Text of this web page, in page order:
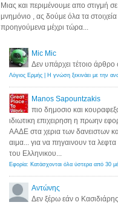
Μιας και περιμένουμε απο στιγμή
μνημόνιο , ας δούμε όλα τα στοιχεία
προηγούμενα μέχρι τώρα...
Mic Mic
Δεν υπάρχει τέτοιο
Manos Sapountzakis
πιο δημοσιο και
ιδιωτικη επιχειρηση η πρωην
ΑΑΔΕ στα χερια των δανειστων
αιμα... για να πηγαινουν τα λεφτα
του Ελληνικου...
Αντώνης
Δεν ξέρω εάν ο